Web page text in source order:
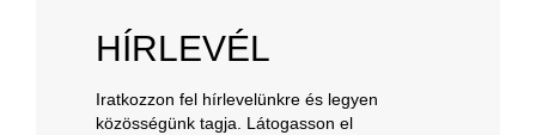
HÍRLEVÉL
Iratkozzon fel hírlevelünkre és legyen
közösségünk tagja. Látogasson el